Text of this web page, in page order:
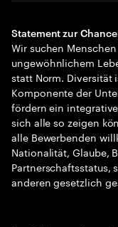
Statement zur
Wir suchen
ungewöhnlichem
statt Norm. Diversität
Komponente der
fördern ein
sich alle so zeigen
alle Bewerbenden
Nationalität, Glaube,
Partnerschaftsstatus,
anderen gesetzlich